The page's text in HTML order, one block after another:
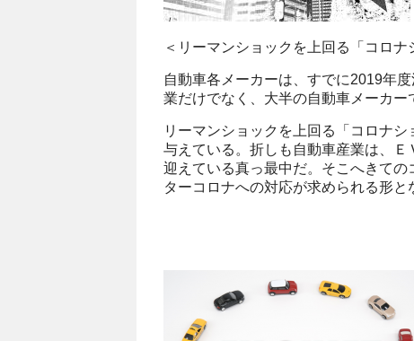
＜リーマンショックを上回る「コロナ
自動車各メーカーは、すでに2019年
業だけでなく、大半の自動車メーカー
リーマンショックを上回る「コロナ
与えている。折しも自動車産業は、
迎えている真っ最中だ。そこへきて
ターコロナへの対応が求められる形と